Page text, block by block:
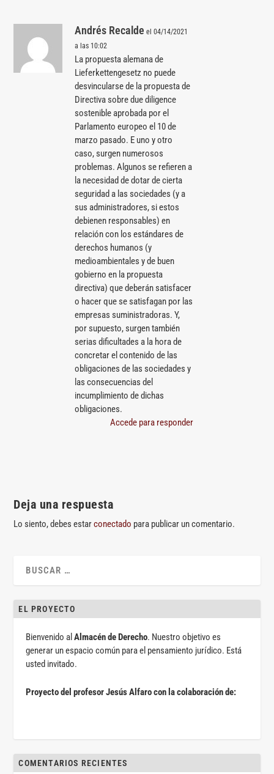
Andrés Recalde el 04/14/2021
a las 10:02
La propuesta alemana de
Lieferkettengesetz no puede
desvincularse de la propuesta de
Directiva sobre due diligence
sostenible aprobada por el
Parlamento europeo el 10 de
marzo pasado. E uno y otro
caso, surgen numerosos
problemas. Algunos se refieren a
la necesidad de dotar de cierta
seguridad a las sociedades (y a
sus administradores, si estos
debienen responsables) en
relación con los estándares de
derechos humanos (y
medioambientales y de buen
gobierno en la propuesta
directiva) que deberán satisfacer
o hacer que se satisfagan por las
empresas suministradoras. Y,
por supuesto, surgen también
serias dificultades a la hora de
concretar el contenido de las
obligaciones de las sociedades y
las consecuencias del
incumplimiento de dichas
obligaciones.
Accede para responder
Deja una respuesta
Lo siento, debes estarconectado para publicar un comentario.
EL PROYECTO
Bienvenido alAlmacén de Derecho. Nuestro objetivo es
generar un espacio común para el pensamiento jurídico. Está
usted invitado.
Proyecto del profesor Jesús Alfaro con la colaboración de:
COMENTARIOS RECIENTES